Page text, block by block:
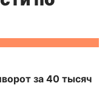
за 40 тысяч